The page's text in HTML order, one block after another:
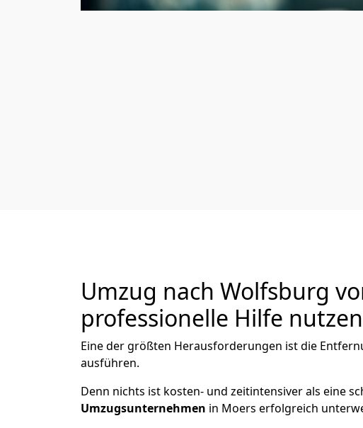
Umzug nach Wolfsburg
professionelle Hilfe nutzen
Eine der größten Herausforderungen ist die
ausführen.
Denn nichts ist kosten- und zeitintensiver als eine
Umzugsunternehmen in Moers erfolgreich